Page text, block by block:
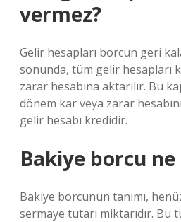
vermez?
Gelir hesapları borcun geri
sonunda, tüm gelir hesapları
zarar hesabına aktarılır. Bu
dönem kar veya zarar
gelir hesabı kredidir.
Bakiye borcu ne
Bakiye borcunun tanımı,
sermaye tutarı miktarıdır. Bu